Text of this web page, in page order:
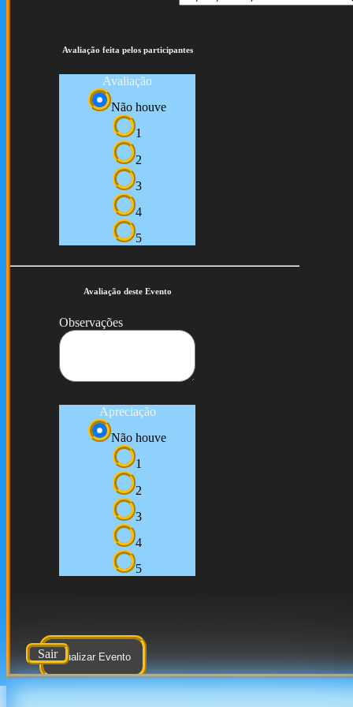
Avaliação feita pelos participantes
Avaliação
Não houve
1
2
3
4
5
Avaliação deste Evento
Observações
Apreciação
Não houve
1
2
3
4
5
Atualizar Evento
Sair